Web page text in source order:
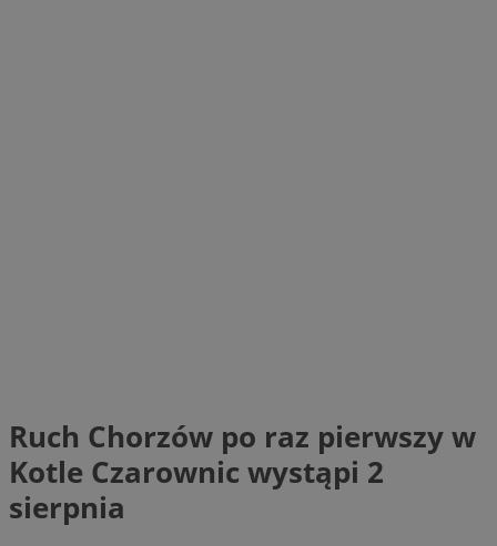
Ruch Chorzów po raz pierwszy w
Kotle Czarownic wystąpi 2
sierpnia